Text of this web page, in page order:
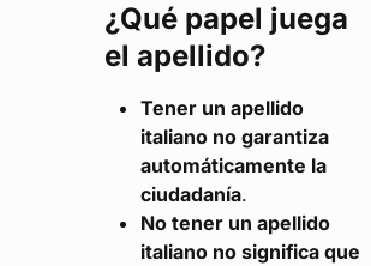
¿Qué papel juega
el apellido?
Tener un apellido
italiano no garantiza
automáticamente la
ciudadanía.
No tener un apellido
italiano no significa que